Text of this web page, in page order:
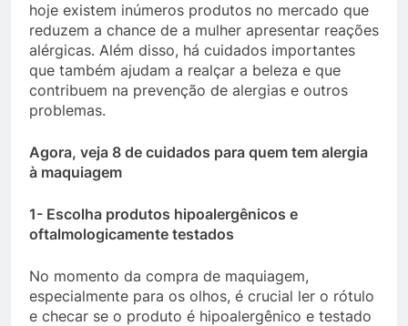
hoje existem inúmeros produtos no mercado que
reduzem a chance de a mulher apresentar reações
alérgicas. Além disso, há cuidados importantes
que também ajudam a realçar a beleza e que
contribuem na prevenção de alergias e outros
problemas.
Agora, veja 8 de cuidados para quem tem alergia
à maquiagem
1- Escolha produtos hipoalergênicos e
oftalmologicamente testados
No momento da compra de maquiagem,
especialmente para os olhos, é crucial ler o rótulo
e checar se o produto é hipoalergênico e testado